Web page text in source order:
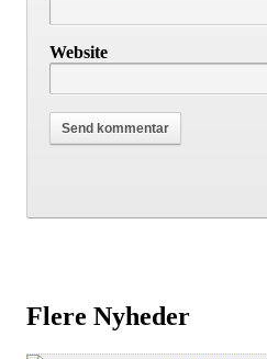
Website
Flere Nyheder